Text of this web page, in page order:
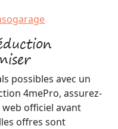
possibles avec un
4mePro, assurez-
officiel avant
offres sont